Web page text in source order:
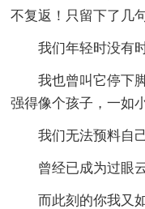
不复返！只留下了几
我们年轻时没有时
我也曾叫它停下脚
强得像个孩子，一如
我们无法预料自己
曾经已成为过眼云
而此刻的你我又如